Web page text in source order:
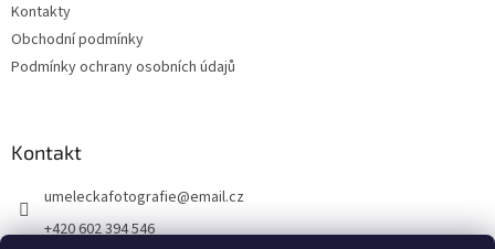
Kontakty
Obchodní podmínky
Podmínky ochrany osobních údajů
Kontakt
umeleckafotografie@email.cz
+420 602 394 546